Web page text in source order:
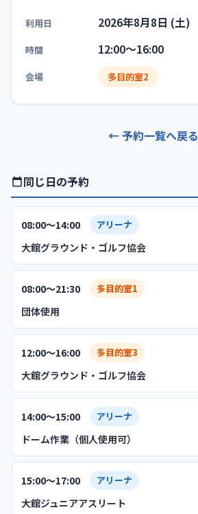
利用日 2026年8月8日 (土)
時間 12:00〜16:00
会場 多目的室2
← 予約一覧へ戻る
同じ日の予約
08:00〜14:00 アリーナ
大館グラウンド・ゴルフ協会
08:00〜21:30 多目的室1
団体使用
12:00〜16:00 多目的室3
大館グラウンド・ゴルフ協会
14:00〜15:00 アリーナ
ドーム作業（個人使用可）
15:00〜17:00 アリーナ
大館ジュニアアスリート